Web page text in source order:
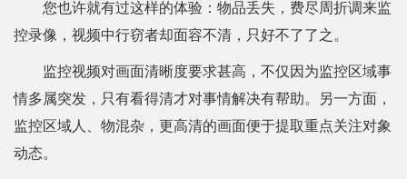
您也许就有过这样的体验：物品丢失，费尽周折调来监
控录像，视频中行窃者却面容不清，只好不了了之。
监控视频对画面清晰度要求甚高，不仅因为监控区域事
情多属突发，只有看得清才对事情解决有帮助。另一方面，
监控区域人、物混杂，更高清的画面便于提取重点关注对象
动态。